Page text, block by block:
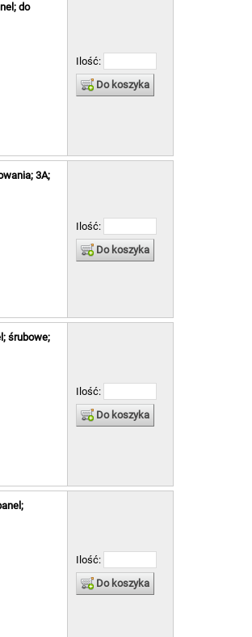
do
Ilość:
Do koszyka
3A;
Ilość:
Do koszyka
śrubowe;
Ilość:
Do koszyka
Ilość:
Do koszyka